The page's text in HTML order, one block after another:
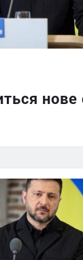
нове